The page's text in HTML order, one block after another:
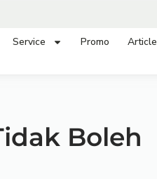
Service Promo Article
Boleh